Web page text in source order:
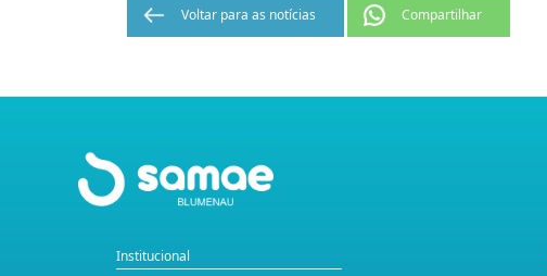
Voltar para as notícias Compartilhar
Institucional